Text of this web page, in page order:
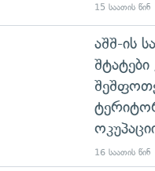
15 საათის წინ
აშშ-ის
16 საათის წინ